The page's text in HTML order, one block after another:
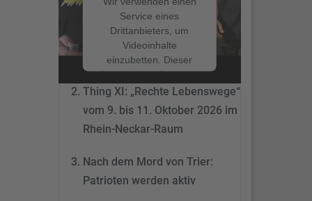
Service eines
Drittanbieters, um
Videoinhalte
einzubetten. Dieser
Service kann Daten zu
Ihren Aktivitäten
sammeln. Bitte lesen
Sie die Details durch
und stimmen Sie der
zu, um dieses Video
anzusehen.
Nach dem Mord von Trier:
Patrioten werden aktiv
Thing XI: „Rechte Lebenswege“
vom 9. bis 11. Oktober 2026 im
Rhein-Neckar-Raum
Nach dem Mord von Trier:
Patrioten werden aktiv